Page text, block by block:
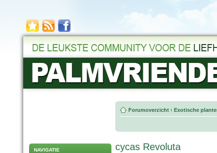
NAVIGATIE
Forumoverzicht ‹ Exotische
cycas Revoluta